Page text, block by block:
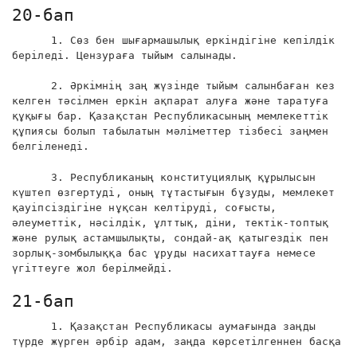
20-бап
1. Сөз бен шығармашылық еркіндігіне кепілдік
беріледі. Цензураға тыйым салынады.
2. Әркімнің заң жүзінде тыйым салынбаған кез
келген тәсілмен еркін ақпарат алуға және таратуға
құқығы бар. Қазақстан Республикасының мемлекеттік
құпиясы болып табылатын мәліметтер тізбесі заңмен
белгіленеді.
3. Республиканың конституциялық құрылысын
күштеп өзгертуді, оның тұтастығын бұзуды, мемлекет
қауіпсіздігіне нұқсан келтіруді, соғысты,
әлеуметтік, нәсілдік, ұлттық, діни, тектік-топтық
және рулық астамшылықты, сондай-ақ қатыгездік пен
зорлық-зомбылыққа бас ұруды насихаттауға немесе
үгіттеуге жол берілмейді.
21-бап
1. Қазақстан Республикасы аумағында заңды
түрде жүрген әрбір адам, заңда көрсетілгеннен басқа